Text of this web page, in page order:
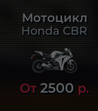
Мотоцикл
Honda CBR
От2500 р.